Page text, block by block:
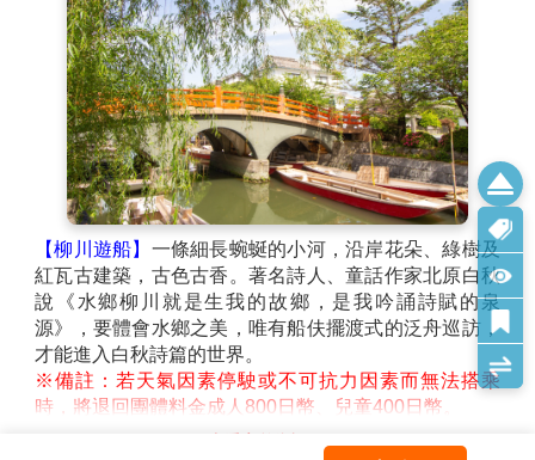
【門司港懷古地區漫步】20世紀初作為國際貿易港口而
繁榮發展的門司港在當時是一個擁有高文化水準的現代
化港口城市；當時也是日本進入崇洋的最盛期，其中門
司港車站，建於大正3年(1914年)，外型模仿羅馬的特
米尼車站，屬於德國風格。門司港車站本身就是個觀光
重點，站前廣場的噴泉和夜間點燈相當吸引人，它還是
門司港復古散步路線的起點。直至今日這裡還保存許多
留有往日風貌的建築物。
【JR門司港】是文藝復興式的木造2層樓，築於1914
年，九州車站裡最古老的車站，具有相當高的歷史價值
(唯一被指定為國家重要文化財產的車站)。 有直徑1公
尺的青銅製「幸運的洗手台」、擦得透亮的黃銅裝飾柱
子、用1500㎡的銅板和約700m的石棉板製成的屋頂
等，都體現出門司港站曾經是大陸交通的重要據點的氣
派風格。
【免稅店】店內有馳名豐富的禮品，琳瑯滿目供您選購
精美禮品自用或饋贈親友。
查看完整資訊
早餐： 飯店內早餐
午餐： 門司港河豚風味餐 或 名物燒咖哩定食
晚餐： 為方便逛街，敬請自理
住宿： 福岡ARK飯店 或 福岡東映飯店 或 福岡若宮ROUTE-
INN GRANTIA或CROSS LIFE博多柳橋 或 博多SUTTON城市飯店
或 Best Western Plus 福岡天神南 或 同級
飯店→柳川遊船→冬季採果樂~現採
草莓→櫻之馬場城彩苑~眺望熊本城